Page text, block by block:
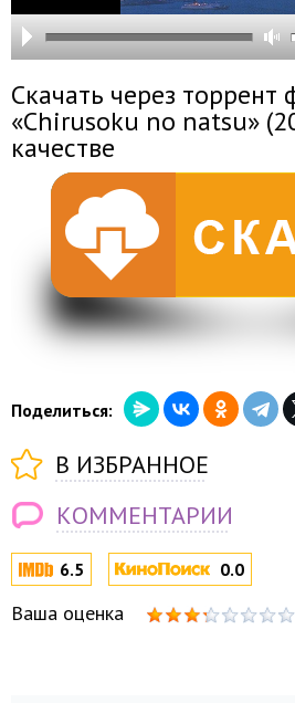
6.5 0.0
Ваша оценка
Скачать через торрент
«Chirusoku no natsu»
качестве
Поделиться:
В ИЗБРАННОЕ
КОММЕНТАРИИ